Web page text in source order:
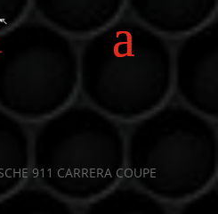
911 CARRERA COUPE